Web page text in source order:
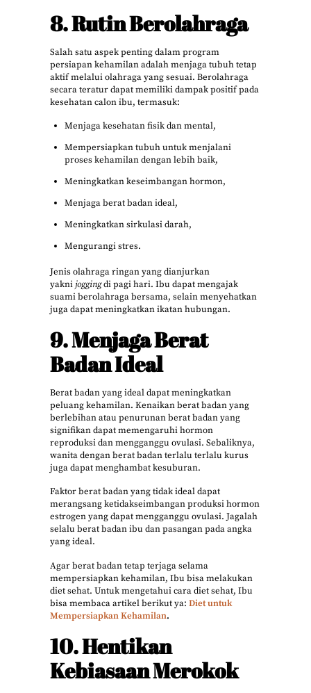
8. Rutin Berolahraga
Salah satu aspek penting dalam program
persiapan kehamilan adalah menjaga tubuh tetap
aktif melalui olahraga yang sesuai. Berolahraga
secara teratur dapat memiliki dampak positif pada
kesehatan calon ibu, termasuk:
Menjaga kesehatan fisik dan mental,
Mempersiapkan tubuh untuk menjalani
proses kehamilan dengan lebih baik,
Meningkatkan keseimbangan hormon,
Menjaga berat badan ideal,
Meningkatkan sirkulasi darah,
Mengurangi stres.
Jenis olahraga ringan yang dianjurkan
yakni joggingdi pagi hari. Ibu dapat mengajak
suami berolahraga bersama, selain menyehatkan
juga dapat meningkatkan ikatan hubungan.
9. Menjaga Berat
Badan Ideal
Berat badan yang ideal dapat meningkatkan
peluang kehamilan. Kenaikan berat badan yang
berlebihan atau penurunan berat badan yang
signifikan dapat memengaruhi hormon
reproduksi dan mengganggu ovulasi. Sebaliknya,
wanita dengan berat badan terlalu terlalu kurus
juga dapat menghambat kesuburan.
Faktor berat badan yang tidak ideal dapat
merangsang ketidakseimbangan produksi hormon
estrogen yang dapat mengganggu ovulasi. Jagalah
selalu berat badan ibu dan pasangan pada angka
yang ideal.
Agar berat badan tetap terjaga selama
mempersiapkan kehamilan, Ibu bisa melakukan
diet sehat. Untuk mengetahui cara diet sehat, Ibu
bisa membaca artikel berikut ya:Diet untuk
Mempersiapkan Kehamilan.
10. Hentikan
Kebiasaan Merokok